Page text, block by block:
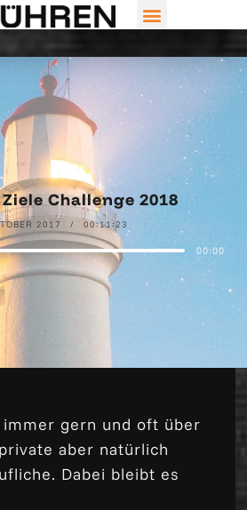
Ziele Challenge 2018
2017 00:11:23
00:00
gern und oft über
aber natürlich
Dabei bleibt es